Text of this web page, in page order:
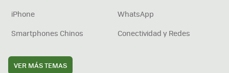
iPhone
WhatsApp
Smartphones Chinos
Conectividad y Redes
VER MÁS TEMAS